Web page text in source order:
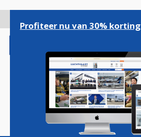
gaan
Magazine Podcasts
Profiteer nu van 30% korting